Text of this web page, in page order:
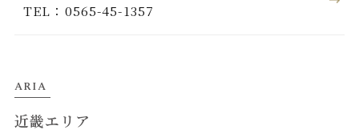
TEL：0565-45-1357
ARIA
近畿エリア